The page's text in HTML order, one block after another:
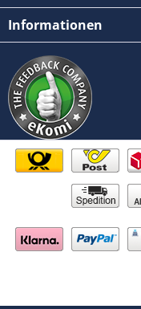
Informationen